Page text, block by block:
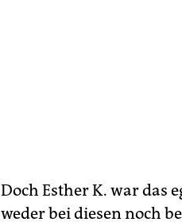
Doch Esther K. war das
weder bei diesen noch